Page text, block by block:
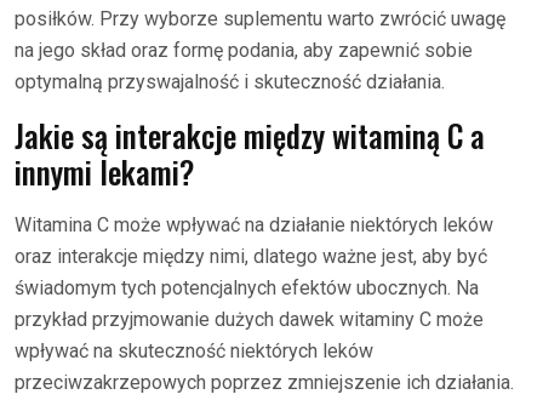
posiłków. Przy wyborze suplementu warto zwrócić uwagę
na jego skład oraz formę podania, aby zapewnić sobie
optymalną przyswajalność i skuteczność działania.
Jakie są interakcje między witaminą C a
innymi lekami?
Witamina C może wpływać na działanie niektórych leków
oraz interakcje między nimi, dlatego ważne jest, aby być
świadomym tych potencjalnych efektów ubocznych. Na
przykład przyjmowanie dużych dawek witaminy C może
wpływać na skuteczność niektórych leków
przeciwzakrzepowych poprzez zmniejszenie ich działania.